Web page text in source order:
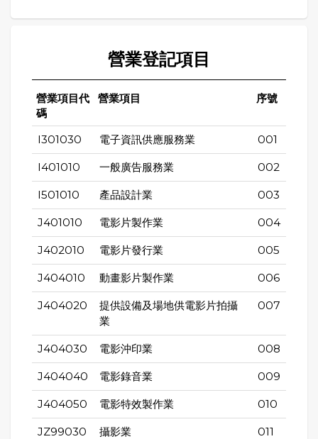
營業登記項目
營業項目代
碼
營業項目 序號
I301030 電子資訊供應服務業 001
I401010 一般廣告服務業 002
I501010 產品設計業 003
J401010 電影片製作業 004
J402010 電影片發行業 005
J404010 動畫影片製作業 006
J404020
提供設備及場地供電影片拍攝
業
007
J404030 電影沖印業 008
J404040 電影錄音業 009
J404050 電影特效製作業 010
JZ99030 攝影業 011